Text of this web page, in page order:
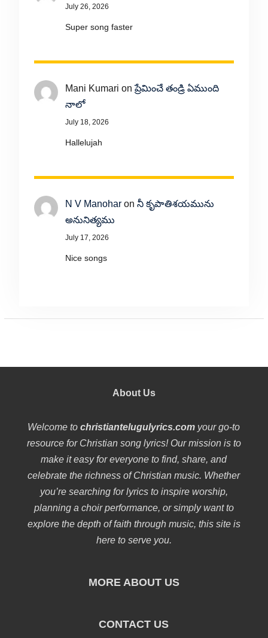
July 26, 2026
Super song faster
Mani Kumari onప్రేమించే తండ్రి ఏముంది
నాలో
July 18, 2026
Hallelujah
N V Manoharon నీ కృపాతిశయమును
అనునిత్యము
July 17, 2026
Nice songs
About Us
Welcome tochristiantelugulyrics.com your go-to
resource for Christian song lyrics! Our mission is to
make it easy for everyone to find, share, and
celebrate the richness of Christian music. Whether
you’re searching for lyrics to inspire worship,
planning a choir performance, or simply want to
explore the depth of faith through music, this site is
here to serve you.
MORE ABOUT US
CONTACT US